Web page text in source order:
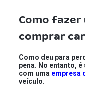
Como fazer
comprar
Como deu para
pena. No entanto,
com uma empresa
veículo.